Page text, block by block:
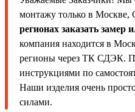
монтажу только в Москве,
регионах заказать
компания находится в
регионы через ТК СДЭК.
инструкциями по
Наши изделия очень
силами.